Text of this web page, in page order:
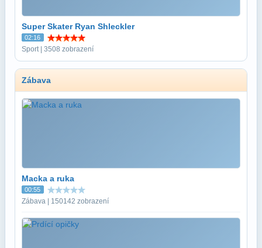
Super Skater Ryan Shleckler
02:16
Sport | 3508 zobrazení
Zábava
Macka a ruka
00:55
Zábava | 150142 zobrazení